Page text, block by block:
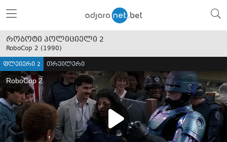
რობოტი პოლიციელი 2
RoboCop 2 (1990)
ფლეიერი 2 თრეილერი